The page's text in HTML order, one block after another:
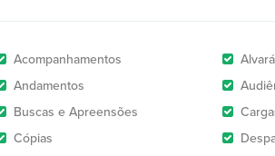
Acompanhamentos
Andamentos
Buscas e Apreensões
Cópias